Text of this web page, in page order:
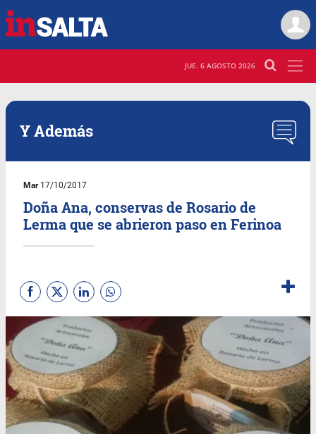
JUE. 6 AGOSTO 2026
Y Además
Mar17/10/2017
Doña Ana, conservas de Rosario de
Lerma que se abrieron paso en Ferinoa